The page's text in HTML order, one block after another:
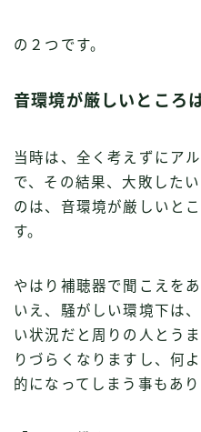
の２つです。
音環境が厳しいところ
当時は、全く考えずにア
で、その結果、大敗した
のは、音環境が厳しいと
す。
やはり補聴器で聞こえを
いえ、騒がしい環境下は
い状況だと周りの人とう
りづらくなりますし、何
的になってしまう事もあり